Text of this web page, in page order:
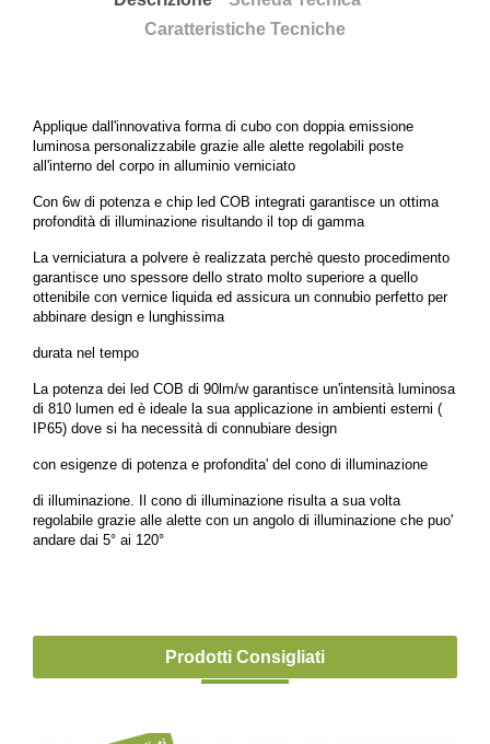
Caratteristiche Tecniche
Applique dall'innovativa forma di cubo con doppia emissione
luminosa personalizzabile grazie alle alette regolabili poste
all'interno del corpo in alluminio verniciato
Con 6w di potenza e chip led COB integrati garantisce un ottima
profondità di illuminazione risultando il top di gamma
La verniciatura a polvere è realizzata perchè questo procedimento
garantisce uno spessore dello strato molto superiore a quello
ottenibile con vernice liquida ed assicura un connubio perfetto per
abbinare design e lunghissima
durata nel tempo
La potenza dei led COB di 90lm/w garantisce un'intensità luminosa
di 810 lumen ed è ideale la sua applicazione in ambienti esterni (
IP65) dove si ha necessità di connubiare design
con esigenze di potenza e profondita' del cono di illuminazione
di illuminazione. Il cono di illuminazione risulta a sua volta
regolabile grazie alle alette con un angolo di illuminazione che puo'
andare dai 5° ai 120°
Prodotti Consigliati